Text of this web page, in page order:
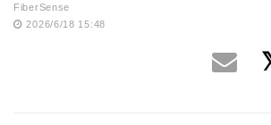
FiberSense
2026/6/18 15:48